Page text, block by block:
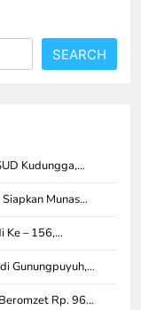
SEARCH
Kudungga,…
Munas…
Ke – 156,…
Gunungpuyuh,…
Rp. 96…